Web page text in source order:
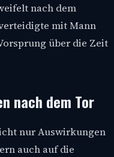
nach dem
mit Mann
über die Zeit
nach dem Tor
nur Auswirkungen
auch auf die